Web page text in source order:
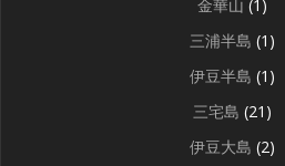
金華山 (1)
三浦半島 (1)
伊豆半島 (1)
三宅島 (21)
伊豆大島 (2)